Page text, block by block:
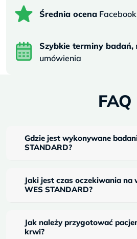
Średnia ocena
Szybkie terminy badań,
umówienia
FAQ
Gdzie jest wykonywane
STANDARD?
Jaki jest czas oczekiwania na
WES STANDARD?
Jak należy przygotować
krwi?